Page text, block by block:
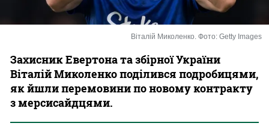
Віталій Миколенко. Фото: Getty Images
Захисник Евертона та збірної України
Віталій Миколенко поділився подробицями,
як йшли перемовини по новому контракту
з мерсисайдцями.